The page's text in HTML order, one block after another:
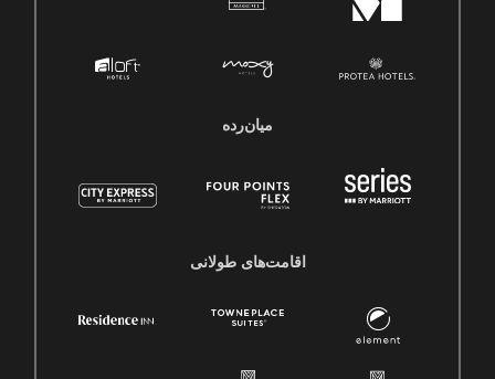
میان‌رده
اقامت‌های طولانی